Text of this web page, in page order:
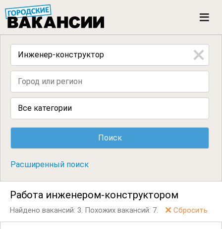
n
Все категории
Расширенный поиск
Работа инженером-конструктором
Найдено вакансий: 3. Похожих вакансий: 7. Сбросить